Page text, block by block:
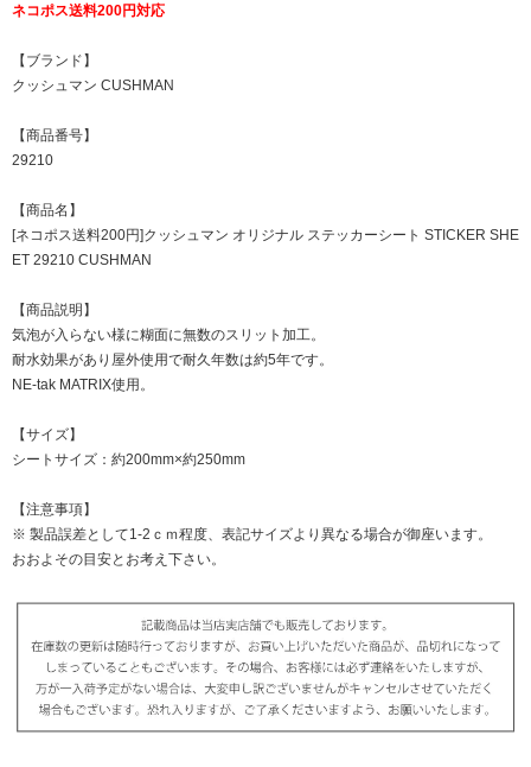
ネコポス送料200円対応
【ブランド】
クッシュマン CUSHMAN
【商品番号】
29210
【商品名】
[ネコポス送料200円]クッシュマン オリジナル ステッカーシート STICKER SHE
ET 29210 CUSHMAN
【商品説明】
気泡が入らない様に糊面に無数のスリット加工。
耐水効果があり屋外使用で耐久年数は約5年です。
NE-tak MATRIX使用。
【サイズ】
シートサイズ：約200mm×約250mm
【注意事項】
※ 製品誤差として1-2ｃｍ程度、表記サイズより異なる場合が御座います。
おおよその目安とお考え下さい。